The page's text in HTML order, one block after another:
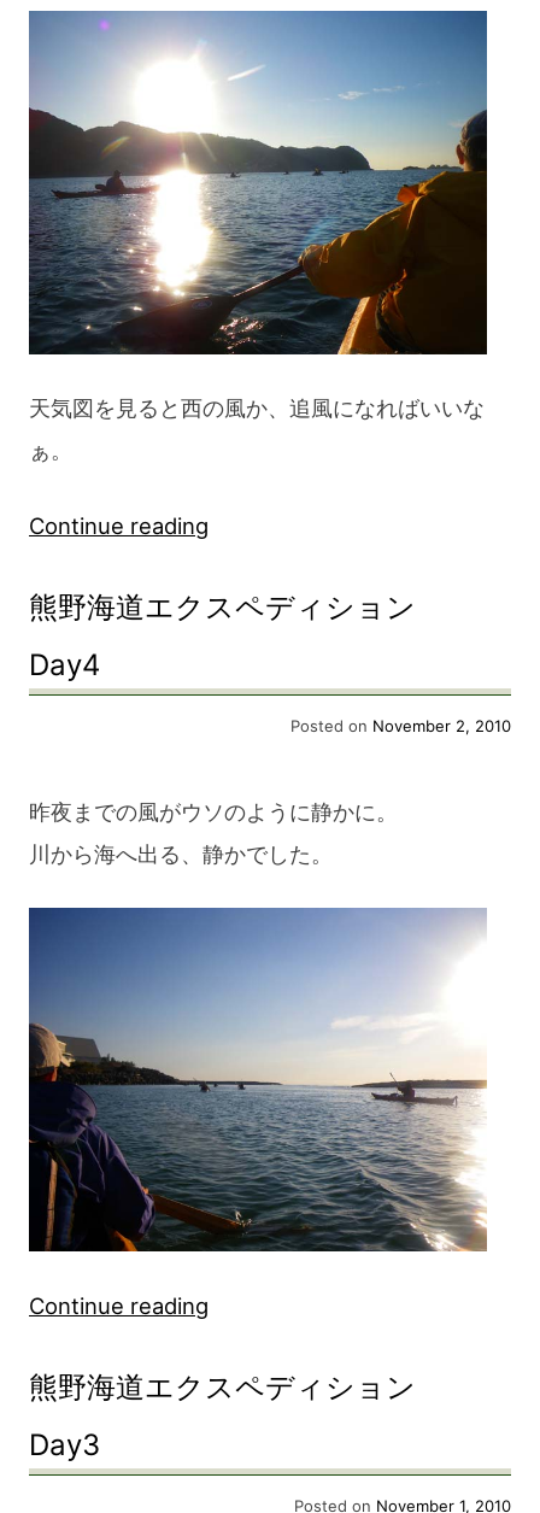
ィ
シ
ン
Day6”
天気図を見ると西の風か、追風になればいいな
ぁ。
Continue reading
海
エ
ペ
デ
ィ
Day5”
熊野海道エクスペディション
Day4
Posted on November 2, 2010
昨夜までの風がウソのように静かに。
川から海へ出る、静かでした。
Continue reading
海
エ
熊野海道エクスペディション
Day3
Posted on November 1, 2010